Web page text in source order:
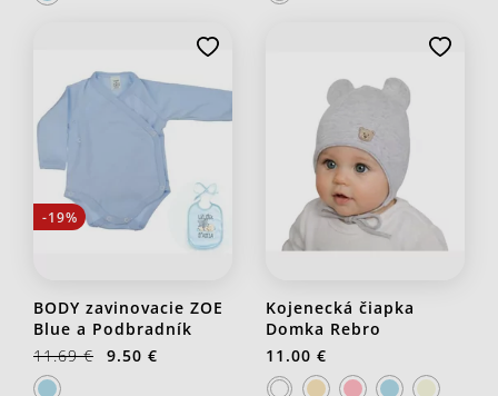
-19%
BODY zavinovacie ZOE
Blue a Podbradník
11.69 €
9.50 €
Kojenecká čiapka
Domka Rebro
11.00 €